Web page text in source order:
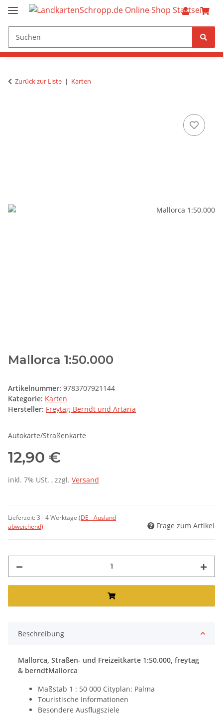
Zurück zur Liste Karten
Mallorca 1:50.000
Artikelnummer: 9783707921144
Kategorie: Karten
Hersteller: Freytag-Berndt und Artaria
Autokarte/Straßenkarte
12,90 €
inkl. 7% USt. , zzgl. Versand
Lieferzeit:3 - 4 Werktage (DE - Ausland
abweichend)
Frage zum Artikel
Beschreibung
Mallorca, Straßen- und Freizeitkarte 1:50.000, freytag
& berndtMallorca
Maßstab 1 : 50 000 Cityplan: Palma
Touristische Informationen
Besondere Ausflugsziele